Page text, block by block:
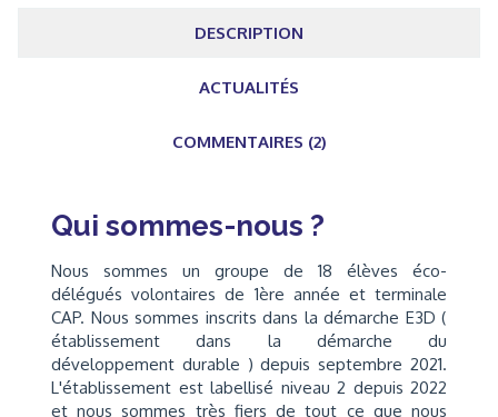
DESCRIPTION
ACTUALITÉS
COMMENTAIRES (2)
Qui sommes-nous ?
Nous sommes un groupe de 18 élèves éco-
délégués volontaires de 1ère année et terminale
CAP. Nous sommes inscrits dans la démarche E3D (
établissement dans la démarche du
développement durable ) depuis septembre 2021.
L'établissement est labellisé niveau 2 depuis 2022
et nous sommes très fiers de tout ce que nous